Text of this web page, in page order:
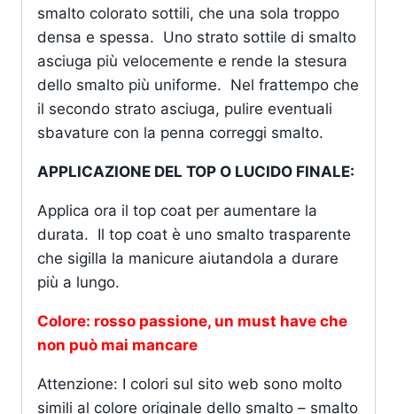
smalto colorato sottili, che una sola troppo
densa e spessa. Uno strato sottile di smalto
asciuga più velocemente e rende la stesura
dello smalto più uniforme. Nel frattempo che
il secondo strato asciuga, pulire eventuali
sbavature con la penna correggi smalto.
APPLICAZIONE DEL TOP O LUCIDO FINALE:
Applica ora il top coat per aumentare la
durata. Il top coat è uno smalto trasparente
che sigilla la manicure aiutandola a durare
più a lungo.
Colore: rosso passione, un must have che
non può mai mancare
Attenzione: I colori sul sito web sono molto
simili al colore originale dello smalto – smalto